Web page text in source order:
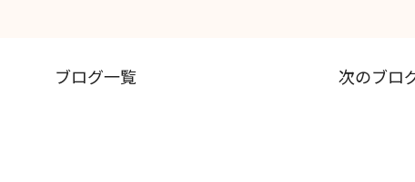
ブログ一覧 次のブロ